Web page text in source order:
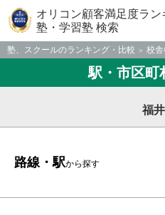
オリコン顧客満足度ラン
塾・学習塾 検索
塾、スクールのランキング・比較 校
駅・市区町
福
路線・駅から探す